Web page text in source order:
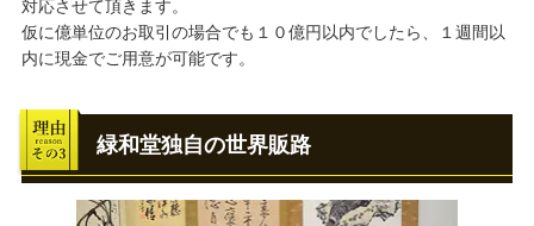
対応させて頂きます。
仮に億単位のお取引の場合でも１０億円以内でしたら、１週間以
内に現金でご用意が可能です。
緑和堂独自の世界販路